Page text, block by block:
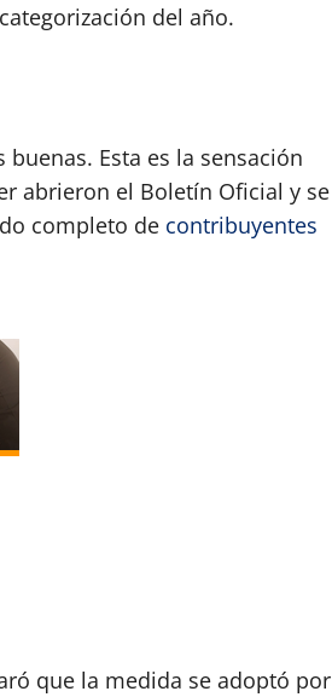
del año.
Esta es la sensación
abrieron el Boletín Oficial y se
completo de contribuyentes
que la medida se adoptó por